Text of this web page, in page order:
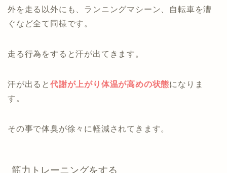
外を走る以外にも、ランニングマシーン、自転車を漕
ぐなど全て同様です。
走る行為をすると汗が出てきます。
汗が出ると 代謝が上がり体温が高めの状態になりま
す。
その事で体臭が徐々に軽減されてきます。
筋力トレーニングをする